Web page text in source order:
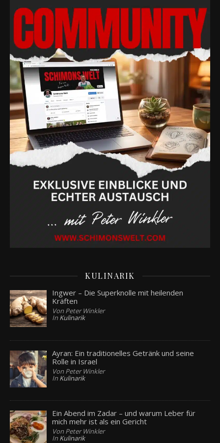
KULINARIK
Ingwer – Die Superknolle mit heilenden
Kräften
Von Peter Winkler
In Kulinarik
Ayran: Ein traditionelles Getränk und seine
Rolle in Israel
Von Peter Winkler
In Kulinarik
Ein Abend im Zadar – und warum Leber für
mich mehr ist als ein Gericht
Von Peter Winkler
In Kulinarik